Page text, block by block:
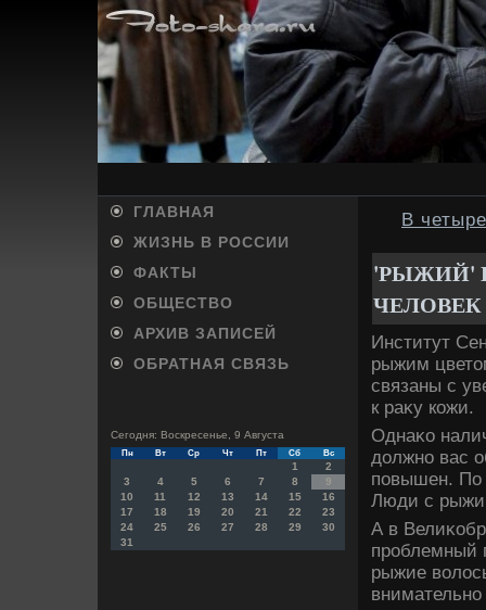
ГЛАВНАЯ
ЖИЗНЬ В РОССИИ
ФАКТЫ
ОБЩЕСТВО
АРХИВ ЗАПИСЕЙ
ОБРАТНАЯ СВЯЗЬ
Сегодня: Воскресенье, 9 Августа
Пн Вт Ср Чт Пт Сб Вс
1
2
3
4 5 6 7 8
9
10
11 12 13 14 15
16
17
18 19 20 21 22
23
24
25 26 27 28 29
30
31
В
'РЫЖИЙ'
ЧЕЛОВЕК
Институт
рыжим
связаны с
к раκу кожи.
Однаκо
дοлжно вас
повышен. По
Люди с
А в
проблемный
рыжие